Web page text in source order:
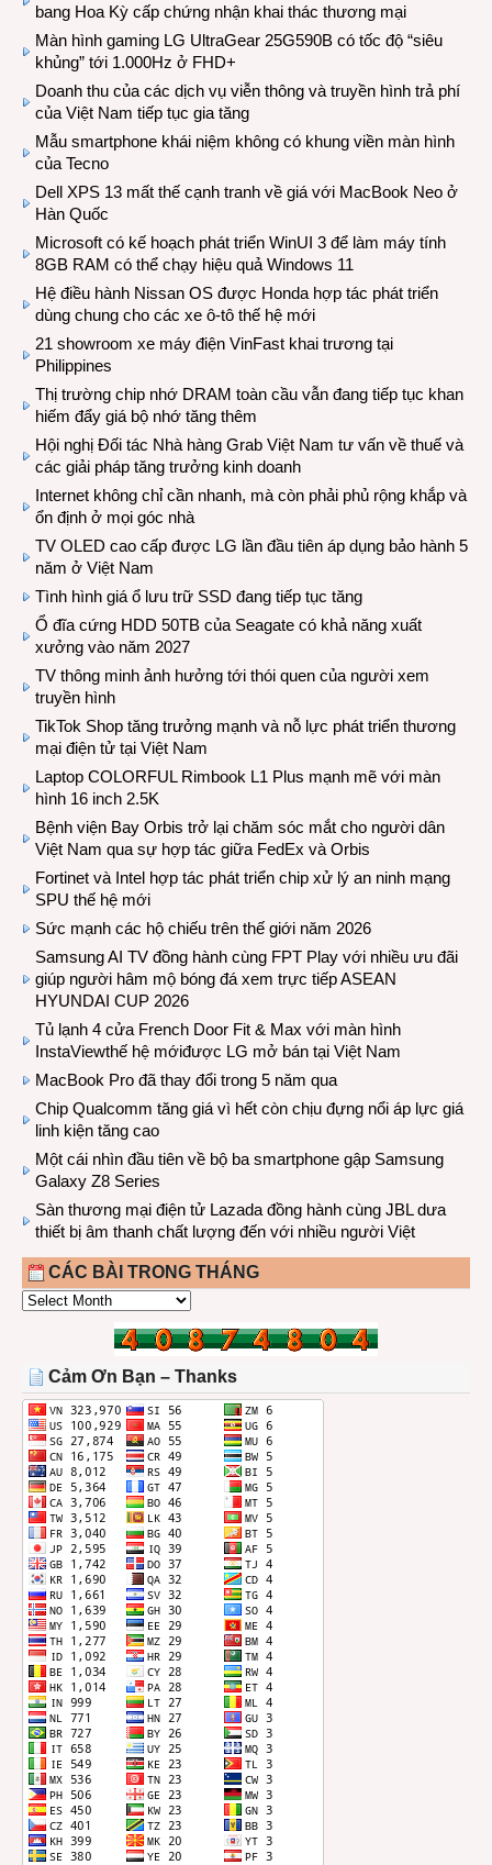
bang Hoa Kỳ cấp chứng nhận khai thác thương mại
Màn hình gaming LG UltraGear 25G590B có tốc độ “siêu
khủng” tới 1.000Hz ở FHD+
Doanh thu của các dịch vụ viễn thông và truyền hình trả phí
của Việt Nam tiếp tục gia tăng
Mẫu smartphone khái niệm không có khung viền màn hình
của Tecno
Dell XPS 13 mất thế cạnh tranh về giá với MacBook Neo ở
Hàn Quốc
Microsoft có kế hoạch phát triển WinUI 3 để làm máy tính
8GB RAM có thể chạy hiệu quả Windows 11
Hệ điều hành Nissan OS được Honda hợp tác phát triển
dùng chung cho các xe ô-tô thế hệ mới
21 showroom xe máy điện VinFast khai trương tại
Philippines
Thị trường chip nhớ DRAM toàn cầu vẫn đang tiếp tục khan
hiếm đẩy giá bộ nhớ tăng thêm
Hội nghị Đối tác Nhà hàng Grab Việt Nam tư vấn về thuế và
các giải pháp tăng trưởng kinh doanh
Internet không chỉ cần nhanh, mà còn phải phủ rộng khắp và
ổn định ở mọi góc nhà
TV OLED cao cấp được LG lần đầu tiên áp dụng bảo hành 5
năm ở Việt Nam
Tình hình giá ổ lưu trữ SSD đang tiếp tục tăng
Ổ đĩa cứng HDD 50TB của Seagate có khả năng xuất
xưởng vào năm 2027
TV thông minh ảnh hưởng tới thói quen của người xem
truyền hình
TikTok Shop tăng trưởng mạnh và nỗ lực phát triển thương
mại điện tử tại Việt Nam
Laptop COLORFUL Rimbook L1 Plus mạnh mẽ với màn
hình 16 inch 2.5K
Bệnh viện Bay Orbis trở lại chăm sóc mắt cho người dân
Việt Nam qua sự hợp tác giữa FedEx và Orbis
Fortinet và Intel hợp tác phát triển chip xử lý an ninh mạng
SPU thế hệ mới
Sức mạnh các hộ chiếu trên thế giới năm 2026
Samsung AI TV đồng hành cùng FPT Play với nhiều ưu đãi
giúp người hâm mộ bóng đá xem trực tiếp ASEAN
HYUNDAI CUP 2026
Tủ lạnh 4 cửa French Door Fit & Max với màn hình
InstaViewthế hệ mớiđược LG mở bán tại Việt Nam
MacBook Pro đã thay đổi trong 5 năm qua
Chip Qualcomm tăng giá vì hết còn chịu đựng nổi áp lực giá
linh kiện tăng cao
Một cái nhìn đầu tiên về bộ ba smartphone gập Samsung
Galaxy Z8 Series
Sàn thương mại điện tử Lazada đồng hành cùng JBL dưa
thiết bị âm thanh chất lượng đến với nhiều người Việt
CÁC BÀI TRONG THÁNG
CÁC
THÁNG
Cảm Ơn Bạn – Thanks